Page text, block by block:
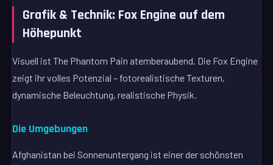
Grafik & Technik: Fox Engine auf dem
Höhepunkt
Visuell ist The Phantom Pain atemberaubend. Die Fox Engine
zeigt ihr volles Potenzial – fotorealistische Texturen,
dynamische Beleuchtung, realistische Physik.
Die Umgebungen
Afghanistan bei Sonnenuntergang ist einer der schönsten